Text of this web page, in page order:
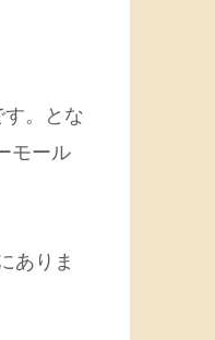
。とな
モール
ありま